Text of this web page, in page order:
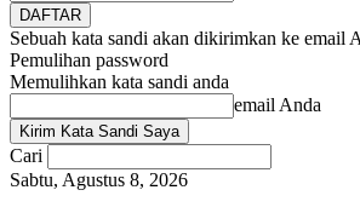
Sebuah kata sandi akan dikirimkan ke email
Pemulihan password
Memulihkan kata sandi anda
email Anda
Cari
Sabtu, Agustus 8, 2026